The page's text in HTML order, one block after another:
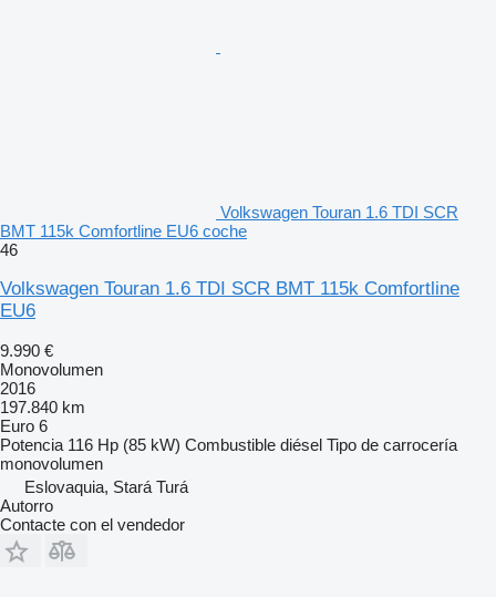
Volkswagen Touran 1.6 TDI SCR
BMT 115k Comfortline EU6 coche
46
Volkswagen Touran 1.6 TDI SCR BMT 115k Comfortline
EU6
9.990 €
Monovolumen
2016
197.840 km
Euro 6
Potencia 116 Hp (85 kW) Combustible diésel Tipo de carrocería
monovolumen
Eslovaquia, Stará Turá
Autorro
Contacte con el vendedor